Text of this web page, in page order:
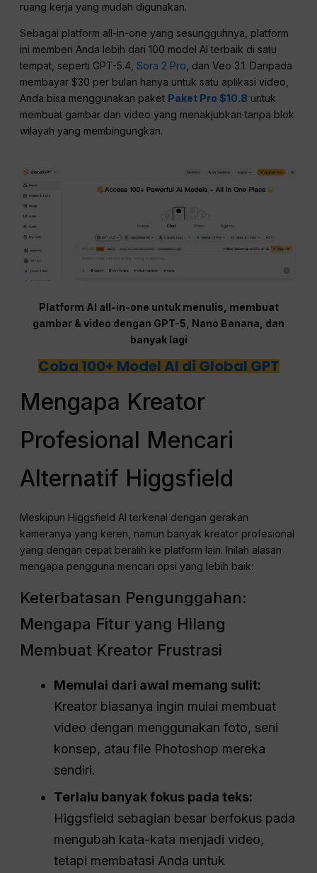
ruang kerja yang mudah digunakan.
Sebagai platform all-in-one yang sesungguhnya, platform
ini memberi Anda lebih dari 100 model AI terbaik di satu
tempat, seperti GPT-5.4,Sora 2 Pro, dan Veo 3.1. Daripada
membayar $30 per bulan hanya untuk satu aplikasi video,
Anda bisa menggunakan paket Paket Pro $10.8 untuk
membuat gambar dan video yang menakjubkan tanpa blok
wilayah yang membingungkan.
Platform AI all-in-one untuk menulis, membuat
gambar & video dengan GPT-5, Nano Banana, dan
banyak lagi
Coba 100+ Model AI di Global GPT
Mengapa Kreator
Profesional Mencari
Alternatif Higgsfield
Meskipun Higgsfield AI terkenal dengan gerakan
kameranya yang keren, namun banyak kreator profesional
yang dengan cepat beralih ke platform lain. Inilah alasan
mengapa pengguna mencari opsi yang lebih baik:
Keterbatasan Pengunggahan:
Mengapa Fitur yang Hilang
Membuat Kreator Frustrasi
Memulai dari awal memang sulit:
Kreator biasanya ingin mulai membuat
video dengan menggunakan foto, seni
konsep, atau file Photoshop mereka
sendiri.
Terlalu banyak fokus pada teks:
Higgsfield sebagian besar berfokus pada
mengubah kata-kata menjadi video,
tetapi membatasi Anda untuk